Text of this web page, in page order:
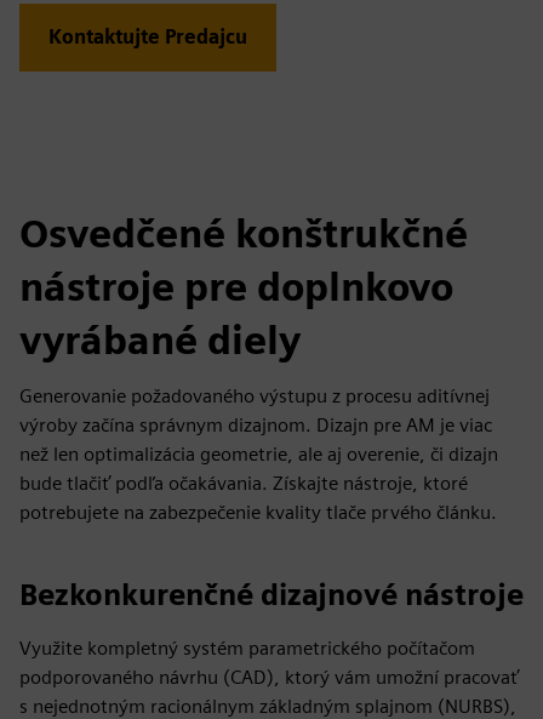
Kontaktujte Predajcu
Osvedčené konštrukčné
nástroje pre doplnkovo
vyrábané diely
Generovanie požadovaného výstupu z procesu aditívnej
výroby začína správnym dizajnom. Dizajn pre AM je viac
než len optimalizácia geometrie, ale aj overenie, či dizajn
bude tlačiť podľa očakávania. Získajte nástroje, ktoré
potrebujete na zabezpečenie kvality tlače prvého článku.
Bezkonkurenčné dizajnové nástroje
Využite kompletný systém parametrického počítačom
podporovaného návrhu (CAD), ktorý vám umožní pracovať
s nejednotným racionálnym základným splajnom (NURBS),